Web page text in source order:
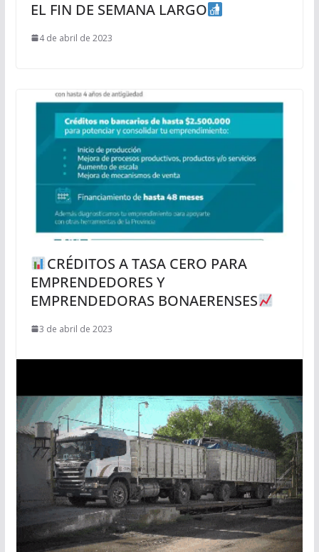
EL FIN DE SEMANA LARGO
4 de abril de 2023
CRÉDITOS A TASA CERO PARA
EMPRENDEDORES Y
EMPRENDEDORAS BONAERENSES
3 de abril de 2023